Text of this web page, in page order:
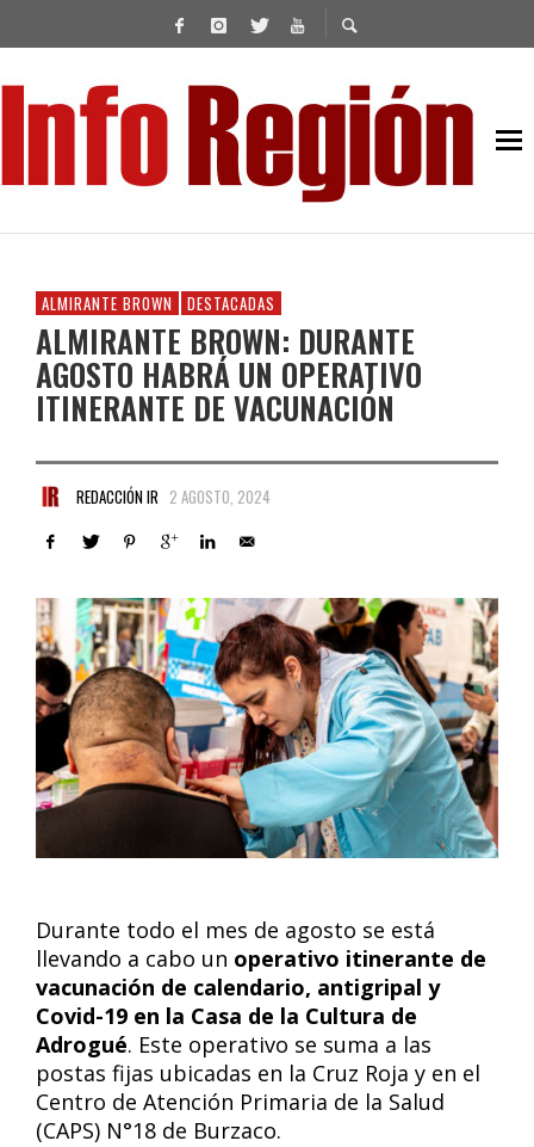
ALMIRANTE BROWN DESTACADAS
ALMIRANTE BROWN: DURANTE
AGOSTO HABRÁ UN OPERATIVO
ITINERANTE DE VACUNACIÓN
REDACCIÓN IR 2 AGOSTO, 2024
Durante todo el mes de agosto se está
llevando a cabo un operativo itinerante de
vacunación de calendario, antigripal y
Covid-19 en la Casa de la Cultura de
Adrogué. Este operativo se suma a las
postas fijas ubicadas en la Cruz Roja y en el
Centro de Atención Primaria de la Salud
(CAPS) N°18 de Burzaco.